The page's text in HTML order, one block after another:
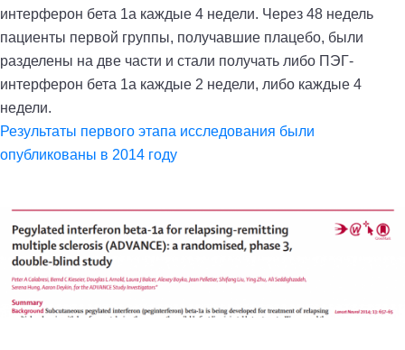
интерферон бета 1а каждые 4 недели. Через 48 недель
пациенты первой группы, получавшие плацебо, были
разделены на две части и стали получать либо ПЭГ-
интерферон бета 1а каждые 2 недели, либо каждые 4
недели.
Результаты первого этапа исследования были
опубликованы в 2014 году